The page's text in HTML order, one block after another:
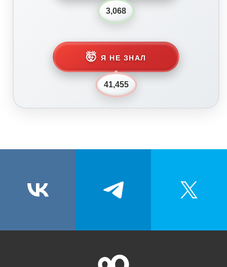
3,068
🤯 Я НЕ ЗНАЛ
41,455